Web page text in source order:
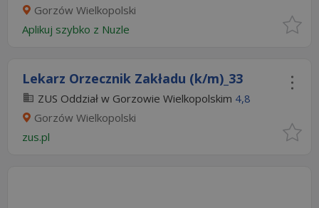
Gorzów Wielkopolski
Aplikuj szybko z Nuzle
Lekarz Orzecznik Zakładu (k/m)_33
ZUS Oddział w Gorzowie Wielkopolskim 4,8
Gorzów Wielkopolski
zus.pl